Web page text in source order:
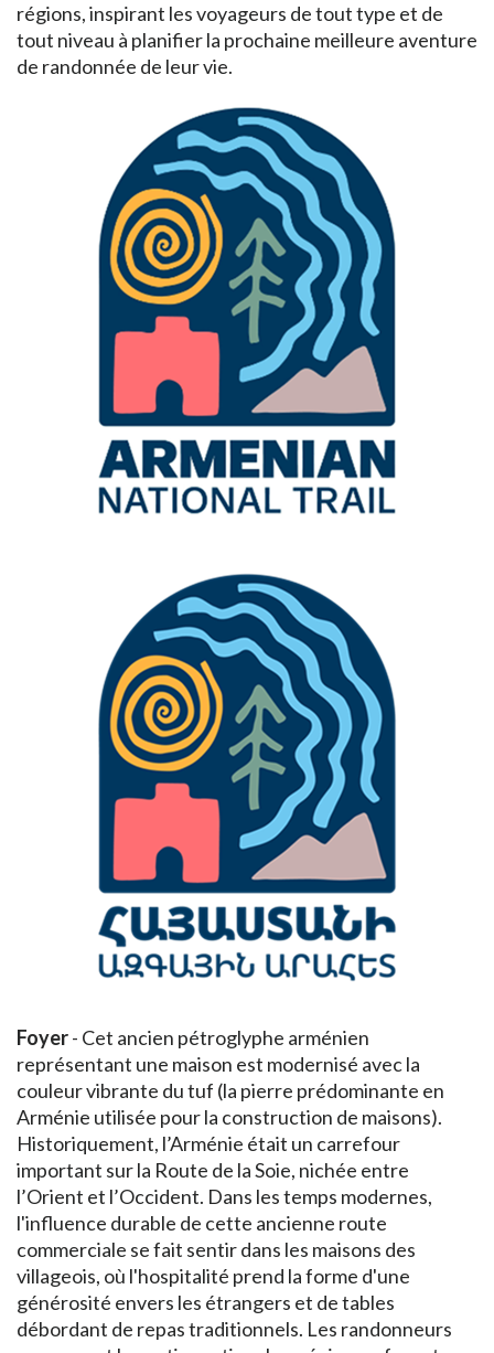
régions, inspirant les voyageurs de tout type et de
tout niveau à planifier la prochaine meilleure aventure
de randonnée de leur vie.
Foyer- Cet ancien pétroglyphe arménien
représentant une maison est modernisé avec la
couleur vibrante du tuf (la pierre prédominante en
Arménie utilisée pour la construction de maisons).
Historiquement, l’Arménie était un carrefour
important sur la Route de la Soie, nichée entre
l’Orient et l’Occident. Dans les temps modernes,
l'influence durable de cette ancienne route
commerciale se fait sentir dans les maisons des
villageois, où l'hospitalité prend la forme d'une
générosité envers les étrangers et de tables
débordant de repas traditionnels. Les randonneurs